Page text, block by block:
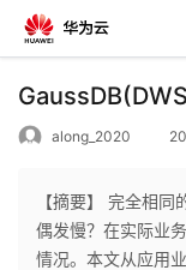
返
along_2020
【摘要】 完全相
偶发慢？在实际业
情况。本文从应用